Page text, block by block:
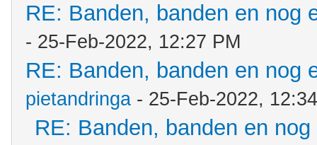
RE: Banden, banden en nog
- 25-Feb-2022, 12:27 PM
RE: Banden, banden en nog
pietandringa - 25-Feb-2022,
RE: Banden, banden en